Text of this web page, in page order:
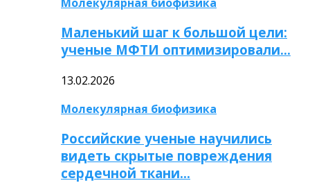
Маленький шаг к большой цели:
ученые МФТИ оптимизировали…
13.02.2026
Молекулярная биофизика
Российские ученые научились
видеть скрытые повреждения
сердечной ткани…